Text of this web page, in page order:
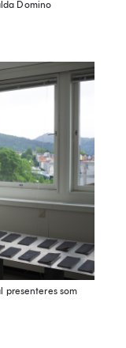
Domino
presenteres som